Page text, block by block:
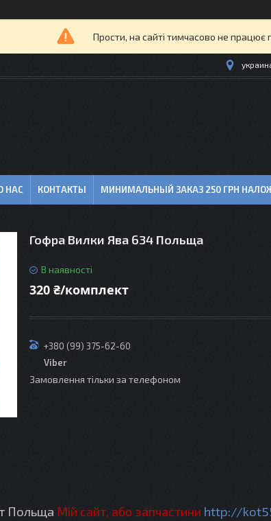
Прости, на сайті тимчасово не працює
НАС КОНТАКТЫ МИНИМАЛЬНЫЙ ЗАКАЗ 250 ГРН
Гофра Вилки Ява 634 Польща
В наявності
320 ₴/комплект
+380 (99) 375-62-60
Viber
Замовлення тільки за телефоном
Польща Мій сайт, або запчастини http://